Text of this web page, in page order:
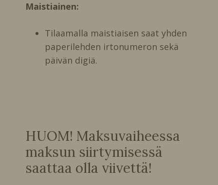
Maistiainen:
Tilaamalla maistiaisen saat yhden
paperilehden irtonumeron sekä
päivän digiä.
HUOM! Maksuvaiheessa
maksun siirtymisessä
saattaa olla viivettä!